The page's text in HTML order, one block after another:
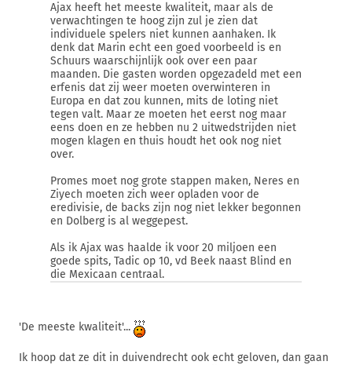
Ajax heeft het meeste kwaliteit, maar als de
verwachtingen te hoog zijn zul je zien dat
individuele spelers niet kunnen aanhaken. Ik
denk dat Marin echt een goed voorbeeld is en
Schuurs waarschijnlijk ook over een paar
maanden. Die gasten worden opgezadeld met een
erfenis dat zij weer moeten overwinteren in
Europa en dat zou kunnen, mits de loting niet
tegen valt. Maar ze moeten het eerst nog maar
eens doen en ze hebben nu 2 uitwedstrijden niet
mogen klagen en thuis houdt het ook nog niet
over.
Promes moet nog grote stappen maken, Neres en
Ziyech moeten zich weer opladen voor de
eredivisie, de backs zijn nog niet lekker begonnen
en Dolberg is al weggepest.
Als ik Ajax was haalde ik voor 20 miljoen een
goede spits, Tadic op 10, vd Beek naast Blind en
die Mexicaan centraal.
'De meeste kwaliteit'...
Ik hoop dat ze dit in duivendrecht ook echt geloven, dan gaan